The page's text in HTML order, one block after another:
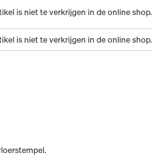
is niet te verkrijgen in de online shop.
is niet te verkrijgen in de online shop.